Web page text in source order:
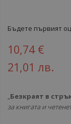
Бъдете първият
10,74 €
21,01 лв.
„Безкраят в
за книгата и